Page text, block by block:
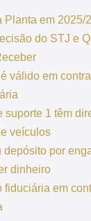
Planta em 2025/
do STJ e
válido em
suporte 1 têm
veículos
depósito por
dinheiro
em